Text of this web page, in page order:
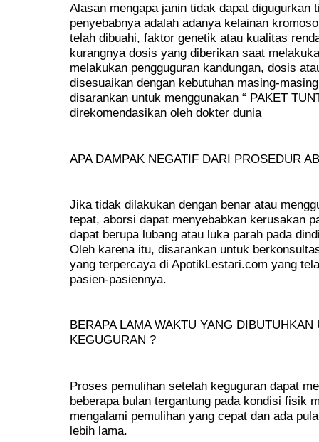
Alasan mengapa janin tidak dapat digugurkan
penyebabnya adalah adanya kelainan
telah dibuahi, faktor genetik atau kualitas
kurangnya dosis yang diberikan saat
melakukan pengguguran kandungan, dosis
disesuaikan dengan kebutuhan masing-
disarankan untuk menggunakan “ PAKET
direkomendasikan oleh dokter dunia
APA DAMPAK NEGATIF DARI PROSEDUR
Jika tidak dilakukan dengan benar atau
tepat, aborsi dapat menyebabkan kerusakan
dapat berupa lubang atau luka parah pada
Oleh karena itu, disarankan untuk
yang terpercaya di ApotikLestari.com yang
pasien-pasiennya.
BERAPA LAMA WAKTU YANG
KEGUGURAN ?
Proses pemulihan setelah keguguran dapat
beberapa bulan tergantung pada kondisi fisik
mengalami pemulihan yang cepat dan ada
lebih lama.